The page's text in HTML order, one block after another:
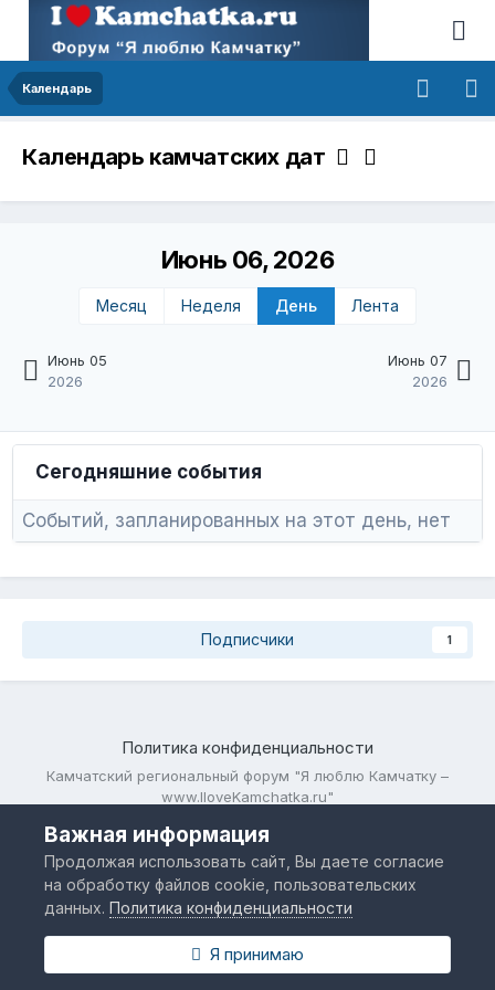
Календарь
Календарь камчатских дат
Июнь 05
2026
Июнь 06, 2026
Месяц Неделя День Лента
Июнь 07
2026
Сегодняшние события
Событий, запланированных на этот день, нет
Подписчики 1
Политика конфиденциальности
Камчатский региональный форум "Я люблю Камчатку –
www.IloveKamchatka.ru"
Важная информация
Продолжая использовать сайт, Вы даете согласие
на обработку файлов cookie, пользовательских
данных.Политика конфиденциальности
Я принимаю